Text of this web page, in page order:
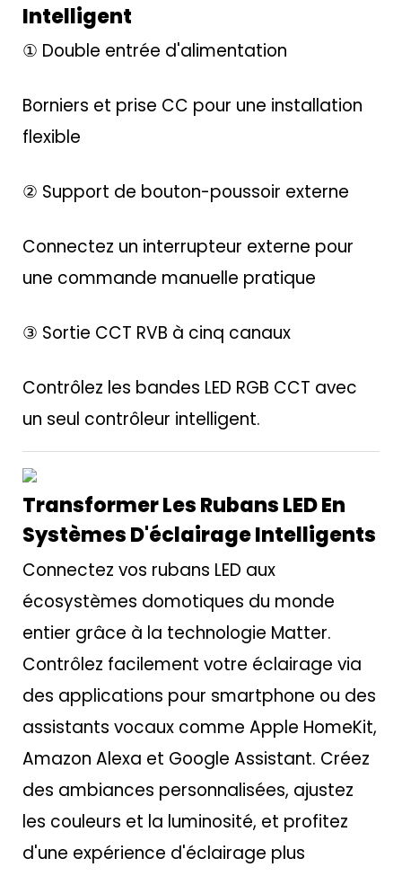
Intelligent
① Double entrée d'alimentation
Borniers et prise CC pour une installation
flexible
② Support de bouton-poussoir externe
Connectez un interrupteur externe pour
une commande manuelle pratique
③ Sortie CCT RVB à cinq canaux
Contrôlez les bandes LED RGB CCT avec
un seul contrôleur intelligent.
Transformer Les Rubans LED En
Systèmes D'éclairage Intelligents
Connectez vos rubans LED aux
écosystèmes domotiques du monde
entier grâce à la technologie Matter.
Contrôlez facilement votre éclairage via
des applications pour smartphone ou des
assistants vocaux comme Apple HomeKit,
Amazon Alexa et Google Assistant. Créez
des ambiances personnalisées, ajustez
les couleurs et la luminosité, et profitez
d'une expérience d'éclairage plus